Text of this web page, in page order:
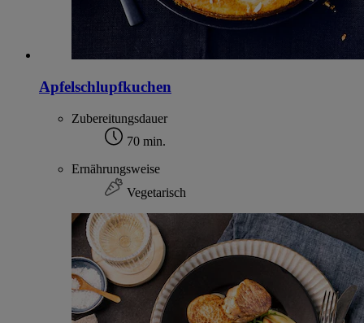
Apfelschlupfkuchen
Zubereitungsdauer
70 min.
Ernährungsweise
Vegetarisch